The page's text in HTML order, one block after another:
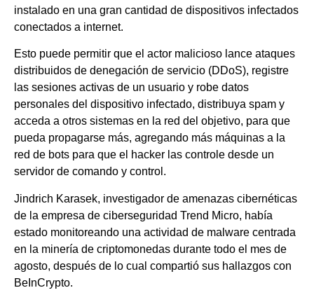
instalado en una gran cantidad de dispositivos infectados
conectados a internet.
Esto puede permitir que el actor malicioso lance ataques
distribuidos de denegación de servicio (DDoS), registre
las sesiones activas de un usuario y robe datos
personales del dispositivo infectado, distribuya spam y
acceda a otros sistemas en la red del objetivo, para que
pueda propagarse más, agregando más máquinas a la
red de bots para que el hacker las controle desde un
servidor de comando y control.
Jindrich Karasek, investigador de amenazas cibernéticas
de la empresa de ciberseguridad Trend Micro, había
estado monitoreando una actividad de malware centrada
en la minería de criptomonedas durante todo el mes de
agosto, después de lo cual compartió sus hallazgos con
BeInCrypto.